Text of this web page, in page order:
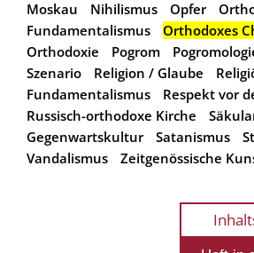
Moskau Nihilismus Opfer
Fundamentalismus
Orthodoxes
Orthodoxie
Pogrom
Szenario
Religion / Glaube
Fundamentalismus
Respekt vor
Russisch-orthodoxe Kirche
Gegenwartskultur
Satanismus
Vandalismus
Zeitgenössische